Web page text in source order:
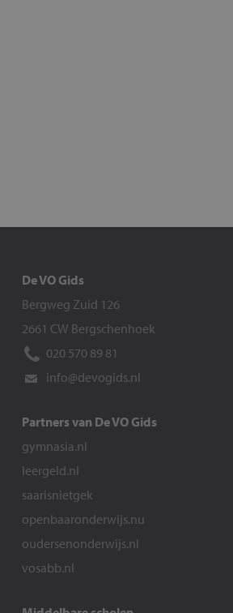
De VO Gids
Bergweg Zuid 126
2661 CW Bergschenhoek
020 570 89 81
info@devogids.nl
Partners van De VO Gids
gymnasia.nl
leergeld.nl
saarisnietgek
openbaaronderwijs.nu
oudersenonderwijs.nl
vosabb.nl